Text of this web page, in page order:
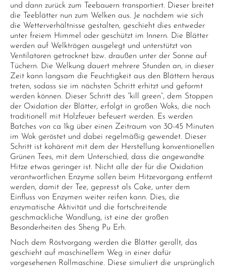
und dann zurück zum Teebauern transportiert. Dieser breitet
die Teeblätter nun zum Welken aus. Je nachdem wie sich
die Wetterverhältnisse gestalten, geschieht dies entweder
unter freiem Himmel oder geschützt im Innern. Die Blätter
werden auf Welktrögen ausgelegt und unterstützt von
Ventilatoren getrocknet bzw. draußen unter der Sonne auf
Tüchern. Die Welkung dauert mehrere Stunden an, in dieser
Zeit kann langsam die Feuchtigkeit aus den Blättern heraus
treten, sodass sie im nächsten Schritt erhitzt und geformt
werden können. Dieser Schritt des “kill green”, dem Stoppen
der Oxidation der Blätter, erfolgt in großen Woks, die noch
traditionell mit Holzfeuer befeuert werden. Es werden
Batches von ca 1kg über einen Zeitraum von 30-45 Minuten
im Wok geröstet und dabei regelmäßig gewendet. Dieser
Schritt ist kohärent mit dem der Herstellung konventionellen
Grünen Tees, mit dem Unterschied, dass die angewandte
Hitze etwas geringer ist. Nicht alle der für die Oxidation
verantwortlichen Enzyme sollen beim Hitzevorgang entfernt
werden, damit der Tee, gepresst als Cake, unter dem
Einfluss von Enzymen weiter reifen kann. Dies, die
enzymatische Aktivität und die fortschreitende
geschmackliche Wandlung, ist eine der großen
Besonderheiten des Sheng Pu Erh.
Nach dem Röstvorgang werden die Blätter gerollt, das
geschieht auf maschinellem Weg in einer dafür
vorgesehenen Rollmaschine. Diese simuliert die ursprünglich